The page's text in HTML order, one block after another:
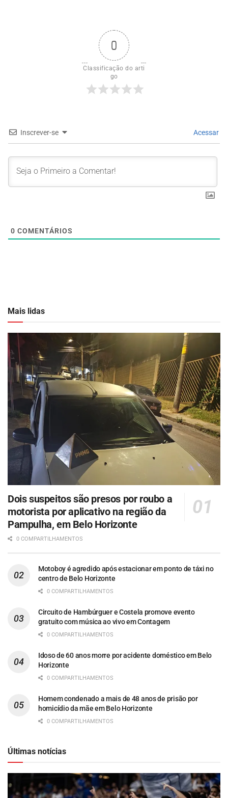
0
Classificação do arti
go
Inscrever-se Acessar
0 COMENTÁRIOS
Mais lidas
Dois suspeitos são presos por roubo a
motorista por aplicativo na região da
Pampulha, em Belo Horizonte
0 COMPARTILHAMENTOS
Motoboy é agredido após estacionar em ponto de táxi no
centro de Belo Horizonte
0 COMPARTILHAMENTOS
Circuito de Hambúrguer e Costela promove evento
gratuito com música ao vivo em Contagem
0 COMPARTILHAMENTOS
Idoso de 60 anos morre por acidente doméstico em Belo
Horizonte
0 COMPARTILHAMENTOS
Homem condenado a mais de 48 anos de prisão por
homicídio da mãe em Belo Horizonte
0 COMPARTILHAMENTOS
Últimas notícias